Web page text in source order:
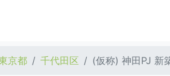
京都 千代田区 (仮称) 神田PJ 新